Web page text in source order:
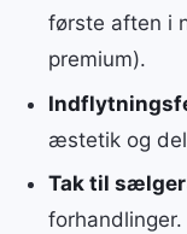
første aften i
premium).
æstetik og
Tak til sælger
forhandlinger.